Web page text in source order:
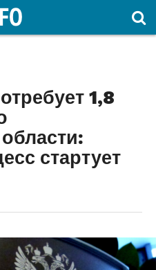
1,8
стартует